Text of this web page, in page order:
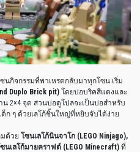
กิจกรรมที่พาเหรดกลับมาทุกโซน เริ่ม
Duplo Brick pit) โดยบ่อบริคสีแดงและ
2×4 จุด ส่วนบ่อดูโปลจะเป็นบ่อสำหรับ
ด็ก ๆ ด้วยเลโก้ชิ้นใหญ่ที่หยิบจับได้ง่าย
ด้วย โซนเลโก้นินจาโก (LEGO Ninjago),
นเลโก้มายคราฟต์ (LEGO Minecraft) ที่